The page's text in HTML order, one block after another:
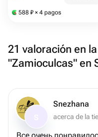
588 ₽ × 4 pagos
21 valoración en
"Zamioculcas" en
Snezhana
acerca de la